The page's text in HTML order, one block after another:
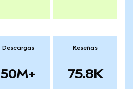
Descargas
50M+
Reseñas
75.8K